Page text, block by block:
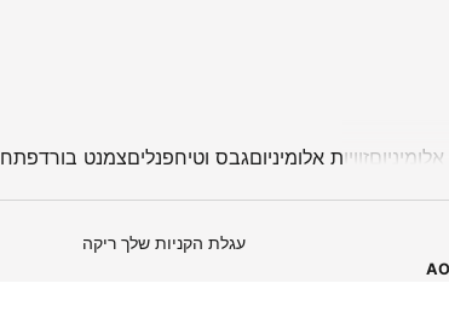
זוויות אלומיניוםגבס וטיחפנליםצמנט בורד
עגלת הקניות שלך ריקה